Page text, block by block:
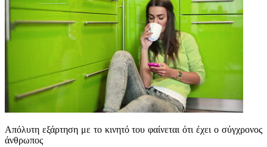
Απόλυτη εξάρτηση με το κινητό του φαίνεται ότι έχει ο σύγχρονος
άνθρωπος